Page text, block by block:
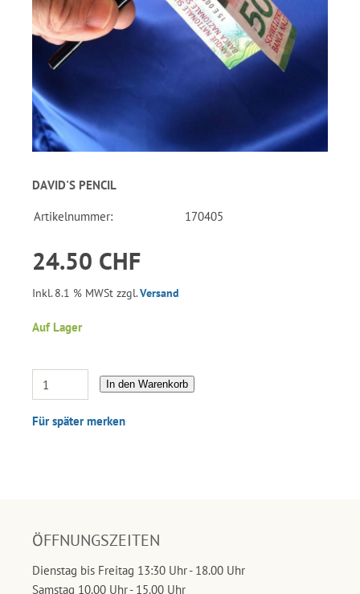
DAVID'S PENCIL
Artikelnummer: 170405
24.50 CHF
Inkl. 8.1 % MWSt zzgl.Versand
Auf Lager
In den Warenkorb
Für später merken
ÖFFNUNGSZEITEN
Dienstag bis Freitag 13:30 Uhr - 18.00 Uhr
Samstag 10.00 Uhr - 15.00 Uhr